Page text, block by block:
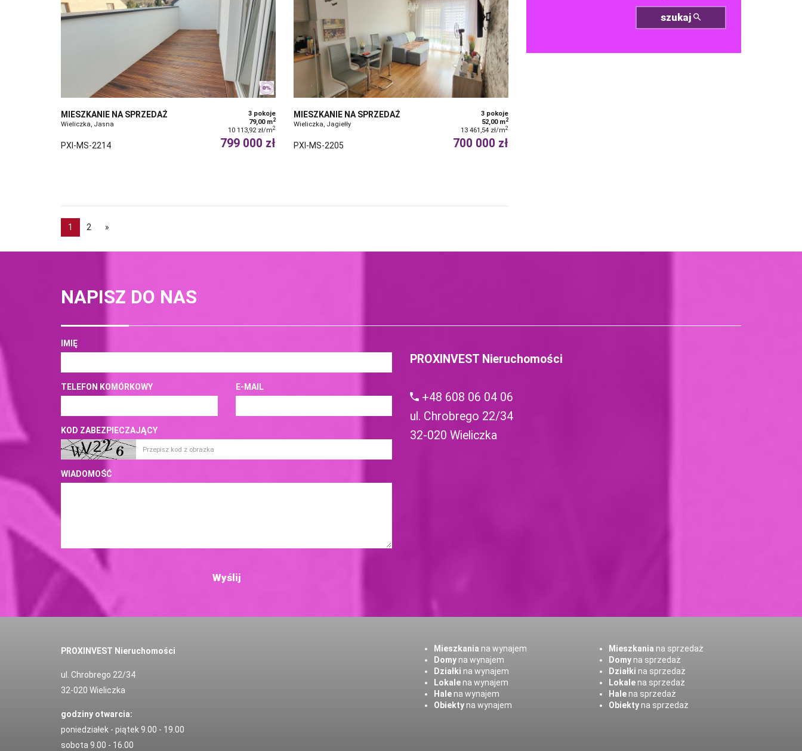
MIESZKANIE NA SPRZEDAŻ
Wieliczka, Jasna
3 pokoje
79,00 m2
10 113,92 zł/m2
PXI-MS-2214 799 000 zł
MIESZKANIE NA SPRZEDAŻ
Wieliczka, Jagiełły
3 pokoje
52,00 m2
13 461,54 zł/m2
PXI-MS-2205 700 000 zł
1 2 »
szukaj
NAPISZ DO NAS
IMIĘ
TELEFON KOMÓRKOWY E-MAIL
KOD ZABEZPIECZAJĄCY
WIADOMOŚĆ
PROXINVEST Nieruchomości
+48 608 06 04 06
ul. Chrobrego 22/34
32-020 Wieliczka
PROXINVEST Nieruchomości
ul. Chrobrego 22/34
32-020 Wieliczka
godziny otwarcia:
poniedziałek - piątek 9.00 - 19.00
sobota 9.00 - 16.00
Mieszkania na wynajem
Domy na wynajem
Działki na wynajem
Lokale na wynajem
Halena wynajem
Obiektyna wynajem
Mieszkania na sprzedaż
Domyna sprzedaż
Działki na sprzedaż
Lokalena sprzedaż
Halena sprzedaż
Obiektyna sprzedaż